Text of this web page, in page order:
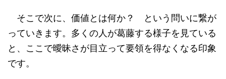
そこで次に、価値とは何か？ という問いに繋が
っていきます。多くの人が葛藤する様子を見ている
と、ここで曖昧さが目立って要領を得なくなる印象
です。